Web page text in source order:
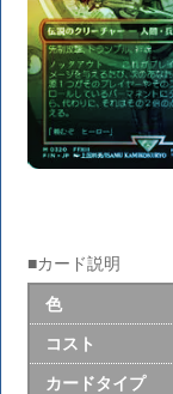
■カード説明
色
コスト
カードタイプ